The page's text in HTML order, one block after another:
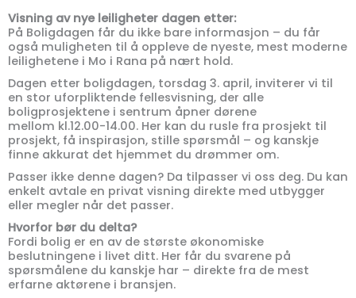
Visning av nye leiligheter dagen etter:
På Boligdagen får du ikke bare informasjon – du får
også muligheten til å oppleve de nyeste, mest moderne
leilighetene i Mo i Rana på nært hold.
Dagen etter boligdagen, torsdag 3. april, inviterer vi til
en stor uforpliktende fellesvisning, der alle
boligprosjektene i sentrum åpner dørene
mellom kl.12.00-14.00. Her kan du rusle fra prosjekt til
prosjekt, få inspirasjon, stille spørsmål – og kanskje
finne akkurat det hjemmet du drømmer om.
Passer ikke denne dagen? Da tilpasser vi oss deg. Du kan
enkelt avtale en privat visning direkte med utbygger
eller megler når det passer.
Hvorfor bør du delta?
Fordi bolig er en av de største økonomiske
beslutningene i livet ditt. Her får du svarene på
spørsmålene du kanskje har – direkte fra de mest
erfarne aktørene i bransjen.